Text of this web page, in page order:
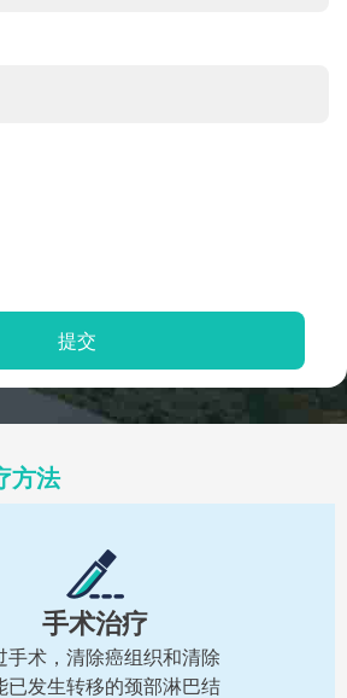
方法
手术治疗
手术，清除癌组织和清除
已发生转移的颈部淋巴结